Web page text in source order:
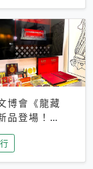
博會《龍藏
品登場！
Taiwan盒
批貼紙與限定
次看